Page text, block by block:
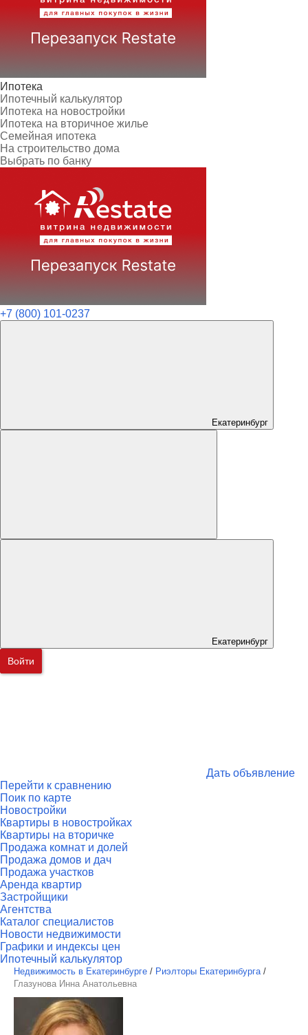
Ипотека
Ипотечный калькулятор
Ипотека на новостройки
Ипотека на вторичное жилье
Семейная ипотека
На строительство дома
Выбрать по банку
+7 (800) 101-0237
Екатеринбург
Екатеринбург
Войти
Дать объявление
Перейти к сравнению
Поик по карте
Новостройки
Квартиры в новостройках
Квартиры на вторичке
Продажа комнат и долей
Продажа домов и дач
Продажа участков
Аренда квартир
Застройщики
Агентства
Каталог специалистов
Новости недвижимости
Графики и индексы цен
Ипотечный калькулятор
Недвижимость в Екатеринбурге / Риэлторы Екатеринбурга /
Глазунова Инна Анатольевна